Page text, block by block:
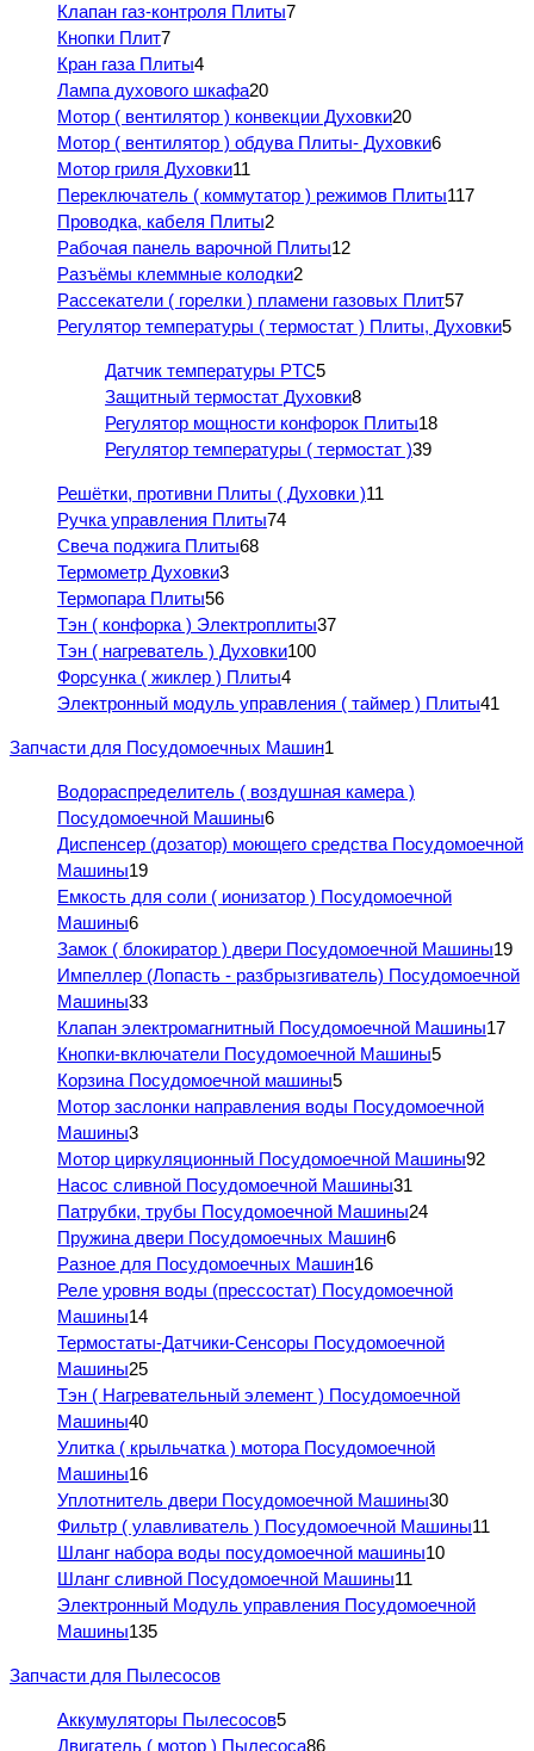
Клапан газ-контроля Плиты7
Кнопки Плит7
Кран газа Плиты4
Лампа духового шкафа20
Мотор ( вентилятор ) конвекции Духовки20
Мотор ( вентилятор ) обдува Плиты- Духовки6
Мотор гриля Духовки11
Переключатель ( коммутатор ) режимов Плиты117
Проводка, кабеля Плиты2
Рабочая панель варочной Плиты12
Разъёмы клеммные колодки2
Рассекатели ( горелки ) пламени газовых Плит57
Регулятор температуры ( термостат ) Плиты, Духовки5
Датчик температуры PTC5
Защитный термостат Духовки8
Регулятор мощности конфорок Плиты18
Регулятор температуры ( термостат )39
Решётки, противни Плиты ( Духовки )11
Ручка управления Плиты74
Свеча поджига Плиты68
Термометр Духовки3
Термопара Плиты56
Тэн ( конфорка ) Электроплиты37
Тэн ( нагреватель ) Духовки100
Форсунка ( жиклер ) Плиты4
Электронный модуль управления ( таймер ) Плиты41
Запчасти для Посудомоечных Машин1
Водораспределитель ( воздушная камера )
Посудомоечной Машины6
Диспенсер (дозатор) моющего средства Посудомоечной
Машины19
Емкость для соли ( ионизатор ) Посудомоечной
Машины6
Замок ( блокиратор ) двери Посудомоечной Машины19
Импеллер (Лопасть - разбрызгиватель) Посудомоечной
Машины33
Клапан электромагнитный Посудомоечной Машины17
Кнопки-включатели Посудомоечной Машины5
Корзина Посудомоечной машины5
Мотор заслонки направления воды Посудомоечной
Машины3
Мотор циркуляционный Посудомоечной Машины92
Насос сливной Посудомоечной Машины31
Патрубки, трубы Посудомоечной Машины24
Пружина двери Посудомоечных Машин6
Разное для Посудомоечных Машин16
Реле уровня воды (прессостат) Посудомоечной
Машины14
Термостаты-Датчики-Сенсоры Посудомоечной
Машины25
Тэн ( Нагревательный элемент ) Посудомоечной
Машины40
Улитка ( крыльчатка ) мотора Посудомоечной
Машины16
Уплотнитель двери Посудомоечной Машины30
Фильтр ( улавливатель ) Посудомоечной Машины11
Шланг набора воды посудомоечной машины10
Шланг сливной Посудомоечной Машины11
Электронный Модуль управления Посудомоечной
Машины135
Запчасти для Пылесосов
Аккумуляторы Пылесосов5
Двигатель ( мотор ) Пылесоса86